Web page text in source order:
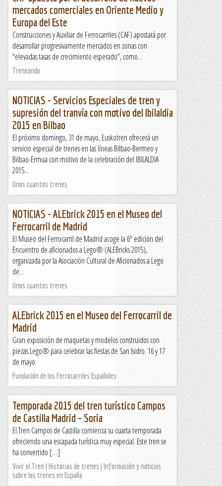
mercados comerciales en Oriente Medio y
Europa del Este
Construcciones y Auxiliar de Ferrocarriles (CAF) apostará por
desarrollar progresivamente mercados en zonas con
“elevadas tasas de crecimiento esperado”, como...
Treneando
NOTICIAS - Servicios Especiales de tren y
supresión del tranvía con motivo del Ibilaldia
2015 en Bilbao
El próximo domingo, 31 de mayo, Euskotren ofrecerá un
servicio especial de trenes en las líneas Bilbao-Bermeo y
Bilbao-Ermua con motivo de la celebración del IBILALDIA
2015...
Unos cuantos trenes
NOTICIAS - ALEbrick 2015 en el Museo del
Ferrocarril de Madrid
El Museo del Ferrocarril de Madrid acoge la 6ª edición del
Encuentro de aficionados a Lego® (ALEBricks 2015),
organizada por la Asociación Cultural de Aficionados a Lego
de...
Unos cuantos trenes
ALEbrick 2015 en el Museo del Ferrocarril de
Madrid
Gran exposición de maquetas y modelos construidos con
piezas Lego® para celebrar las fiestas de San Isidro. 16 y 17
de mayo
Fundación de los Ferrocarriles Españoles
Temporada 2015 del tren turístico Campos
de Castilla Madrid – Soria
El Tren Campos de Castilla comienza su cuarta temporada
ofreciendo una escapada turística muy especial. Este tren se
ha convertido […]
Vivir el Tren | Historias de trenes | Información y noticias
sobre los trenes en España